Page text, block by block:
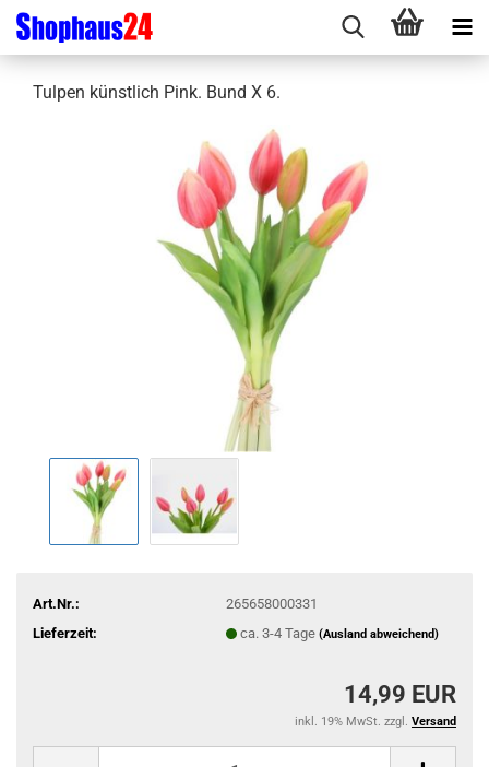
Tulpen künstlich Pink. Bund X 6.
Art.Nr.:
265658000331
Lieferzeit:
ca. 3-4 Tage (Ausland abweichend)
14,99 EUR
inkl. 19% MwSt. zzgl. Versand